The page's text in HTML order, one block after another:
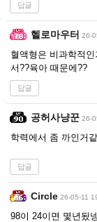
답글
헬로마우터 26-
혈액형은 비과학적
서??육아 때문에??
답글
공허사냥꾼 26-
학력에서 좀 까인거
답글
Circle 26-05-11
98이 24이면 몇년됬